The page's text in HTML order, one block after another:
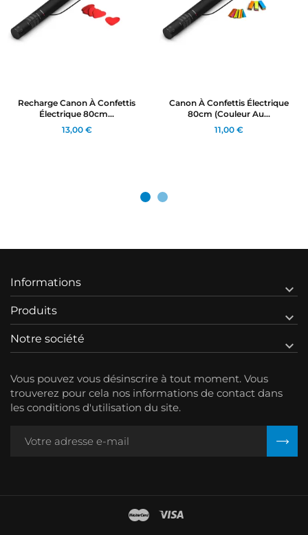
Recharge Canon À Confettis
Électrique 80cm...
13,00 €
Canon À Confettis Électrique
80cm (couleur Au...
11,00 €
Informations 
Produits 
Notre société 
Vous pouvez vous désinscrire à tout moment. Vous
trouverez pour cela nos informations de contact dans
les conditions d'utilisation du site.